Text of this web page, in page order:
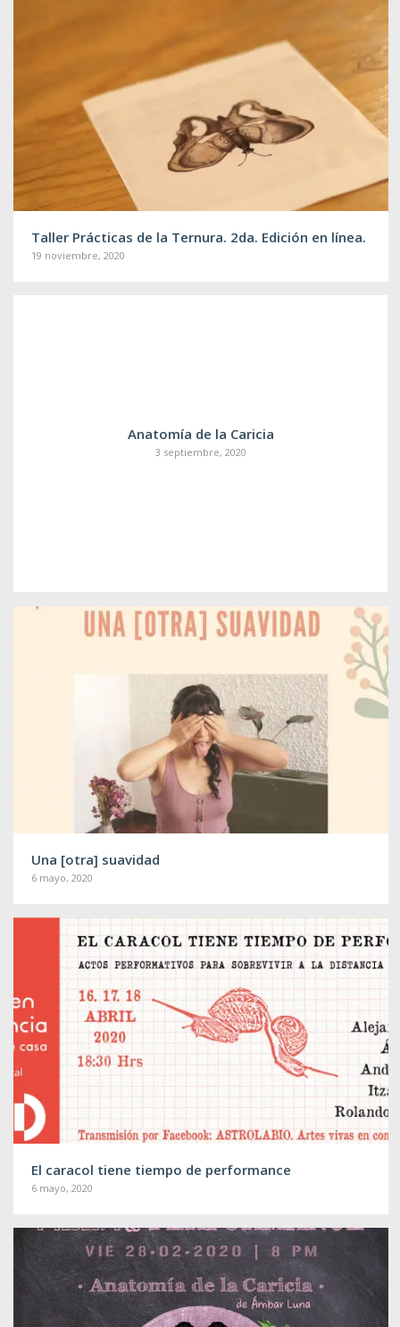
Taller Prácticas de la Ternura. 2da. Edición en línea.
19 noviembre, 2020
Anatomía de la Caricia
3 septiembre, 2020
Una [otra] suavidad
6 mayo, 2020
El caracol tiene tiempo de performance
6 mayo, 2020